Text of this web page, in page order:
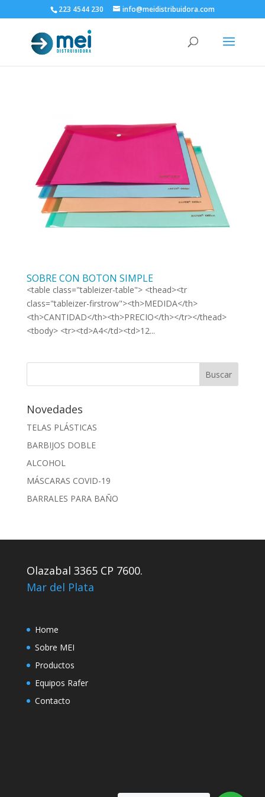
223 4544 230 info@meidistribuidora.com
SOBRE CON BOTON SIMPLE
<table class="tableizer-table"> <thead><tr
class="tableizer-firstrow"><th>MEDIDA</th>
<th>CANTIDAD</th><th>PRECIO</th></tr></thead>
<tbody> <tr><td>A4</td><td>12...
Novedades
TELAS PLÁSTICAS
BARBIJOS DOBLE
ALCOHOL
MÁSCARAS COVID-19
BARRALES PARA BAÑO
Olazabal 3365 CP 7600.
Mar del Plata
Home
Sobre MEI
Productos
Equipos Rafer
Contacto